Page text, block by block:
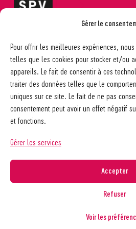
Gérer le
Pour offrir les meilleures expériences,
telles que les cookies pour stocker et/ou
appareils. Le fait de consentir à ces
traiter des données telles que le
uniques sur ce site. Le fait de ne pas
consentement peut avoir un effet négatif
et fonctions.
Gérer les services
Accepter
Refuser
Voir les
Ch. des Allinges 2
1006 Lausanne
021 617 65 59
info@spv-vd.ch
FAQ
Les associations
Nos guides pratiques